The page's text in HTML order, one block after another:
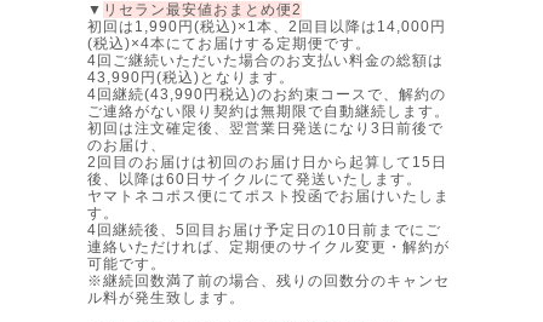
▼ リセラン最安値おまとめ便2
初回は1,990円(税込)×1本、2回目以降は14,000円
(税込)×4本にてお届けする定期便です。
4回ご継続いただいた場合のお支払い料金の総額は
43,990円(税込)となります。
4回継続(43,990円税込)のお約束コースで、解約の
ご連絡がない限り契約は無期限で自動継続します。
初回は注文確定後、翌営業日発送になり3日前後で
のお届け、
2回目のお届けは初回のお届け日から起算して15日
後、以降は60日サイクルにて発送いたします。
ヤマトネコポス便にてポスト投函でお届けいたしま
す。
4回継続後、5回目お届け予定日の10日前までにご
連絡いただければ、定期便のサイクル変更・解約が
可能です。
※継続回数満了前の場合、残りの回数分のキャンセ
ル料が発生致します。